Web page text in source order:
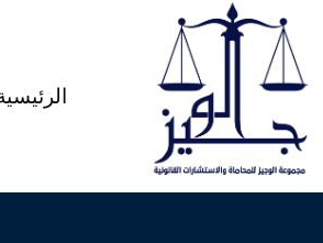
التجاوز
إلى
المحتوى